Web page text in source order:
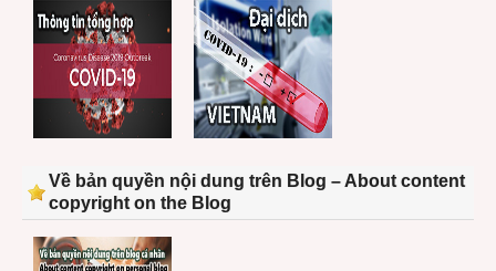
Về bản quyền nội dung trên Blog – About content
copyright on the Blog